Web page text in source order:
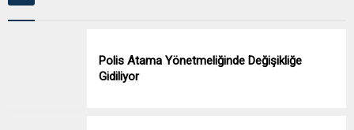
Polis Atama Yönetmeliğinde Değişikliğe
Gidiliyor